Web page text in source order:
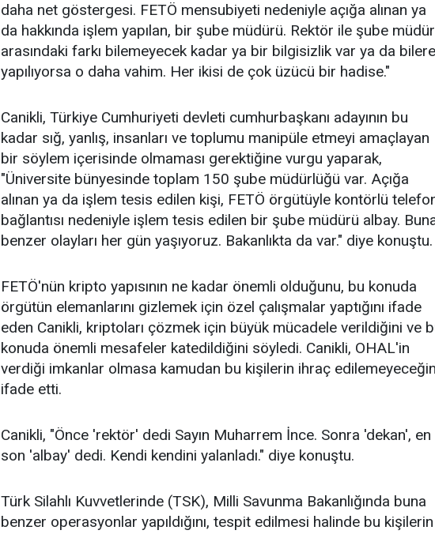
daha net göstergesi. FETÖ mensubiyeti nedeniyle açığa alınan ya
da hakkında işlem yapılan, bir şube müdürü. Rektör ile şube
arasındaki farkı bilemeyecek kadar ya bir bilgisizlik var ya da
yapılıyorsa o daha vahim. Her ikisi de çok üzücü bir hadise."
Canikli, Türkiye Cumhuriyeti devleti cumhurbaşkanı adayının bu
kadar sığ, yanlış, insanları ve toplumu manipüle etmeyi amaçlayan
bir söylem içerisinde olmaması gerektiğine vurgu yaparak,
"Üniversite bünyesinde toplam 150 şube müdürlüğü var. Açığa
alınan ya da işlem tesis edilen kişi, FETÖ örgütüyle kontörlü
bağlantısı nedeniyle işlem tesis edilen bir şube müdürü albay.
benzer olayları her gün yaşıyoruz. Bakanlıkta da var." diye konuştu.
FETÖ'nün kripto yapısının ne kadar önemli olduğunu, bu konuda
örgütün elemanlarını gizlemek için özel çalışmalar yaptığını ifade
eden Canikli, kriptoları çözmek için büyük mücadele verildiğini ve
konuda önemli mesafeler katedildiğini söyledi. Canikli, OHAL'in
verdiği imkanlar olmasa kamudan bu kişilerin ihraç
ifade etti.
Canikli, "Önce 'rektör' dedi Sayın Muharrem İnce. Sonra 'dekan', en
son 'albay' dedi. Kendi kendini yalanladı." diye konuştu.
Türk Silahlı Kuvvetlerinde (TSK), Milli Savunma Bakanlığında buna
benzer operasyonlar yapıldığını, tespit edilmesi halinde bu kişilerin